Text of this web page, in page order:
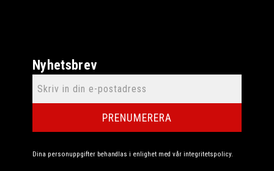
Nyhetsbrev
PRENUMERERA
Dina personuppgifter behandlas i enlighet med vår integritetspolicy.